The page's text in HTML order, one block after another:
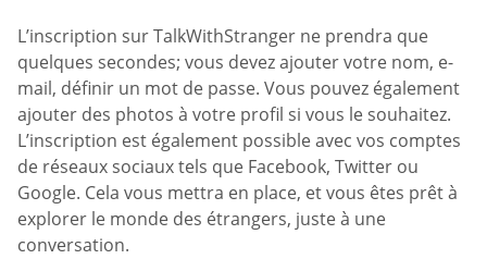
L’inscription sur TalkWithStranger ne prendra que
quelques secondes; vous devez ajouter votre nom, e-
mail, définir un mot de passe. Vous pouvez également
ajouter des photos à votre profil si vous le souhaitez.
L’inscription est également possible avec vos comptes
de réseaux sociaux tels que Facebook, Twitter ou
Google. Cela vous mettra en place, et vous êtes prêt à
explorer le monde des étrangers, juste à une
conversation.